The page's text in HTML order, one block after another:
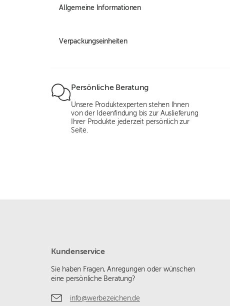
Allgemeine Informationen
Verpackungseinheiten
Persönliche Beratung
Unsere Produktexperten stehen Ihnen
von der Ideenfindung bis zur Auslieferung
Ihrer Produkte jederzeit persönlich zur
Seite.
Kundenservice
Sie haben Fragen, Anregungen oder wünschen
eine persönliche Beratung?
info@werbezeichen.de